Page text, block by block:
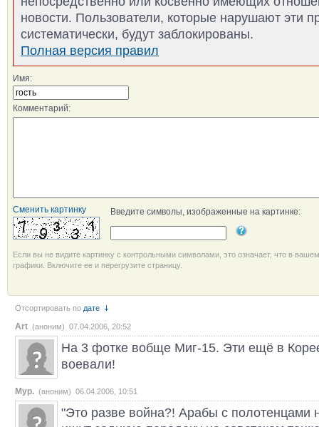
новости. Пользователи, которые нарушают эти
систематически, будут заблокированы.
Полная версия правил
Имя:
Комментарий:
Сменить картинку Введите символы, изображенные на картинке:
Если вы не видите картинку с контрольными символами, это означает, что в
графики. Включите ее и перегрузите страницу.
Отсортировать по дате
Art (аноним) 07.04.2006, 20:52
На 3 фотке вобще Миг-15. Эти ещё в
воевали!
Мур. (аноним) 06.04.2006, 10:51
"Это разве война?! Арабы с полотенцами